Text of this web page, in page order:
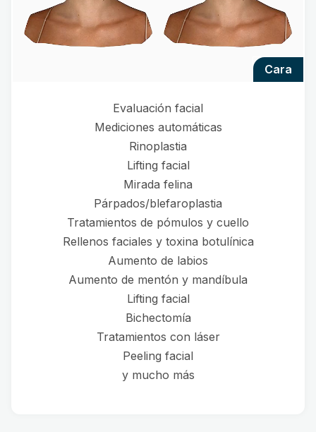
cara
Evaluación facial
Mediciones automáticas
Rinoplastia
Lifting facial
Mirada felina
Párpados/blefaroplastia
Tratamientos de pómulos y cuello
Rellenos faciales y toxina botulínica
Aumento de labios
Aumento de mentón y mandíbula
Lifting facial
Bichectomía
Tratamientos con láser
Peeling facial
y mucho más